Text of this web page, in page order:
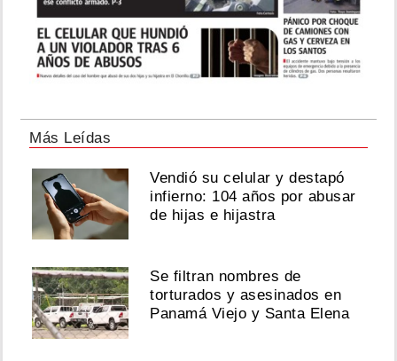
Más Leídas
Vendió su celular y destapó
infierno: 104 años por abusar
de hijas e hijastra
Se filtran nombres de
torturados y asesinados en
Panamá Viejo y Santa Elena